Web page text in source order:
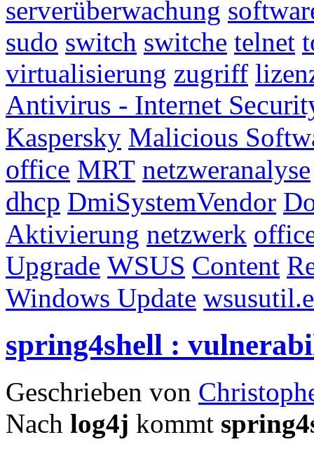
serverüberwachung
sudo switch switche telnet
virtualisierung zugriff
Antivirus - Internet
Kaspersky Malicious
office MRT netzweranalyse
dhcp DmiSystemVendor
Aktivierung netzwerk
Upgrade WSUS Content
Windows Update
spring4shell :
Geschrieben von
Nach log4j kommt